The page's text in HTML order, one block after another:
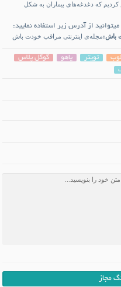
که دغدغه‌های بیماران به شکل
از آدرس زیر استفاده نمایید:
باش:مجله‌ی اینترنتی مراقب خودت باش
تویتر یاهو
گوگل پلاس
مجاز